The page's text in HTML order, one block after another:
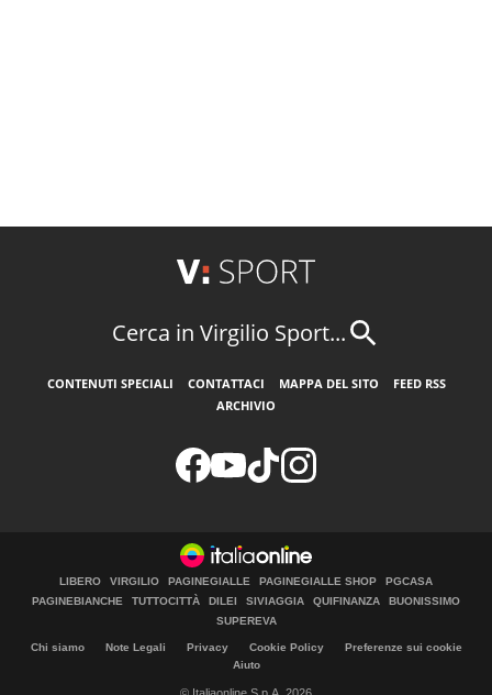
Cerca in Virgilio Sport...
CONTENUTI SPECIALI CONTATTACI MAPPA DEL SITO
FEED RSS
ARCHIVIO
LIBERO VIRGILIO PAGINEGIALLE PAGINEGIALLE SHOP
PGCASA
PAGINEBIANCHE
TUTTOCITTÀ DILEI SIVIAGGIA QUIFINANZA
BUONISSIMO
SUPEREVA
Chi siamo Note Legali Privacy Cookie Policy
Preferenze sui cookie
Aiuto